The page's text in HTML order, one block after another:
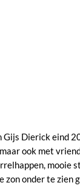
Gijs Dierick eind
ook met
mooie
zon onder te zien